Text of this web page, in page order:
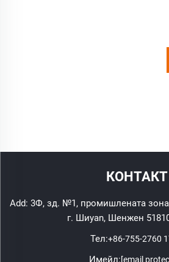
КОНТАКТ
Add: 3Ф, зд. №1, промишлената
г. Шиyan, Шенжен
Тел:+86-755-2760
Имейл:[email